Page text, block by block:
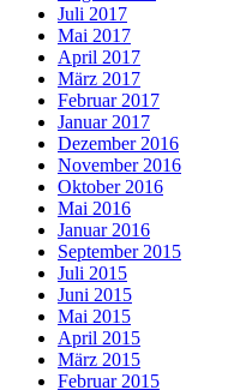
Juli 2017
Mai 2017
April 2017
März 2017
Februar 2017
Januar 2017
Dezember 2016
November 2016
Oktober 2016
Mai 2016
Januar 2016
September 2015
Juli 2015
Juni 2015
Mai 2015
April 2015
März 2015
Februar 2015